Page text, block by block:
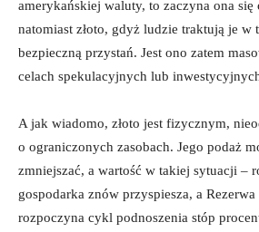
amerykańskiej waluty, to zaczyna ona się
natomiast złoto, gdyż ludzie traktują je w
bezpieczną przystań. Jest ono zatem
celach spekulacyjnych lub
A jak wiadomo, złoto jest fizycznym,
o ograniczonych zasobach. Jego podaż
zmniejszać, a wartość w takiej sytuacji –
gospodarka znów przyspiesza, a
rozpoczyna cykl podnoszenia stóp